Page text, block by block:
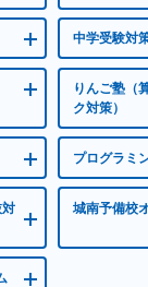
中学受験対
りんご塾（
ク対策）
プログラミ
城南予備校